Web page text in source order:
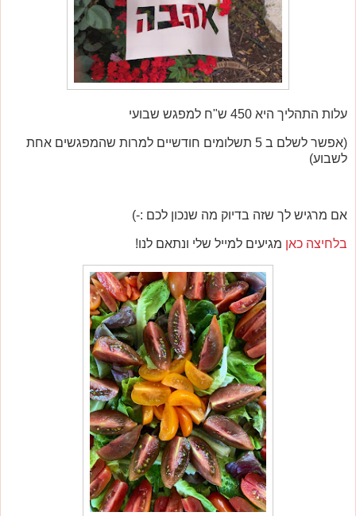
עלות התהליך היא 450 ש"ח למפגש שבועי
(אפשר לשלם ב 5 תשלומים חודשיים למרות שהמפגשים אחת
לשבוע)
אם מרגיש לך שזה בדיוק מה שנכון לכם :-)
בלחיצה כאן מגיעים למייל שלי ונתאם לנו!